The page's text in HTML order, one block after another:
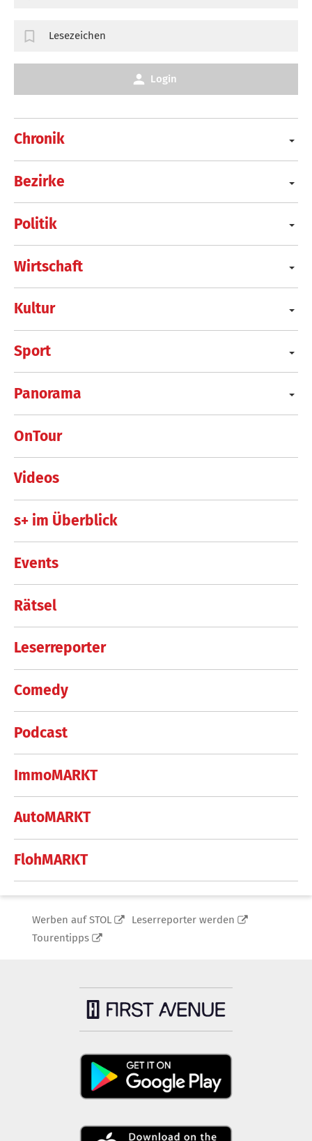
Chronik
Bezirke
Politik
Wirtschaft
Kultur
Sport
Panorama
OnTour
Videos
s+ im Überblick
Events
Rätsel
Leserreporter
Comedy
Podcast
ImmoMARKT
AutoMARKT
FlohMARKT
Lesezeichen
Login
Werben auf STOL
Leserreporter werden
Tourentipps